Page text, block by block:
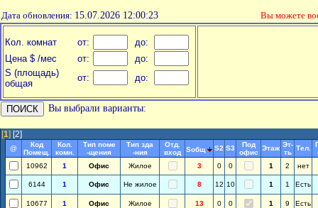
Дата обновления: 15.07.2026 12:00:23 Вы можете
Кол. комнат от:
до:
Цена $ /мес
от:
до:
S (площадь)
общая
от: до:
Вы выбрали варианты:
[1] [2]
@
Код
Помещ.
Кол.
комн.
Тип поме
-щения
Тип зда
-ния
Отд.
вход
Soбщ S2 S3
Под
офис
Этаж Эт-
ть
Тел.
10962
1 Офис Жилое 3 0 0 1 2 нет
6144 1 Офис Не жилое 8 12 10 1 1 Есть
10677 1 Офис Жилое 13 0 0 1 9 Есть